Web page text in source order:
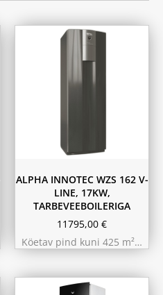
ALPHA INNOTEC WZS 162 V-
LINE, 17KW,
TARBEVEEBOILERIGA
11795,00 €
Köetav pind kuni 425 m²…